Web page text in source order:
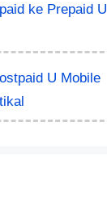
ke Prepaid U
U Mobile